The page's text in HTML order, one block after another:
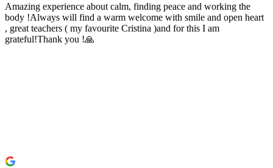
Amazing experience about calm, finding peace and working the
body !Always will find a warm welcome with smile and open heart
, great teachers ( my favourite Cristina )and for this I am
grateful!Thank you !🙏